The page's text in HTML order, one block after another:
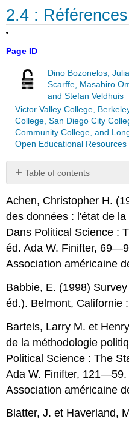
2.4 : Références
Page ID
Dino Bozonelos,
Scarffe, Masahiro
and Stefan Veldhuis
Victor Valley College,
College, San Diego City
Community College, and
Open Educational Resources
Table of contents
No
Achen, Christopher H.
des données : l'état de
Dans Political Science :
éd. Ada W. Finifter,
Association américaine
Babbie, E. (1998)
éd.). Belmont, Californie
Bartels, Larry M. et
de la méthodologie
Political Science : The
Ada W. Finifter, 121—59.
Association américaine
Blatter, J. et Haverland,